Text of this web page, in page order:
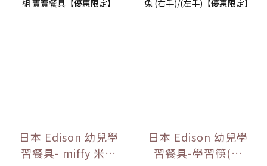
日本 Edison 幼兒學
習餐具- miffy 米菲
日本 Edison 幼兒學
習餐具-學習筷(右